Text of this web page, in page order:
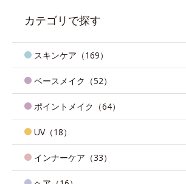
カテゴリで探す
スキンケア（169）
ベースメイク（52）
ポイントメイク（64）
UV（18）
インナーケア（33）